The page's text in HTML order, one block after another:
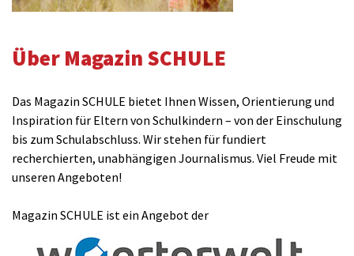
Über Magazin SCHULE
Das Magazin SCHULE bietet Ihnen Wissen, Orientierung und
Inspiration für Eltern von Schulkindern – von der Einschulung
bis zum Schulabschluss. Wir stehen für fundiert
recherchierten, unabhängigen Journalismus. Viel Freude mit
unseren Angeboten!
Magazin SCHULE ist ein Angebot der